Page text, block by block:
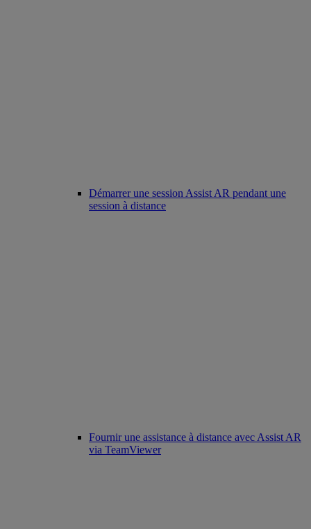
Démarrer une session Assist AR pendant une
session à distance
Fournir une assistance à distance avec Assist AR
via TeamViewer